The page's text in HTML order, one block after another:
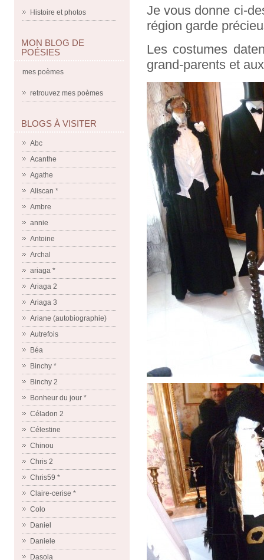
Histoire et photos
MON BLOG DE
POÉSIES
mes poèmes
retrouvez mes poèmes
BLOGS À VISITER
Abc
Acanthe
Agathe
Aliscan *
Ambre
annie
Antoine
Archal
ariaga *
Ariaga 2
Ariaga 3
Ariane (autobiographie)
Autrefois
Béa
Binchy *
Binchy 2
Bonheur du jour *
Céladon 2
Célestine
Chinou
Chris 2
Chris59 *
Claire-cerise *
Colo
Daniel
Daniele
Dasola
Je vous donne ci-
région garde
Les costumes
grand-parents et